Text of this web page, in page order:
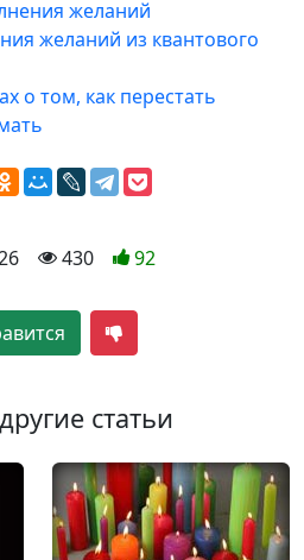
желаний
желаний из квантового
о том, как перестать
430 92
статьи